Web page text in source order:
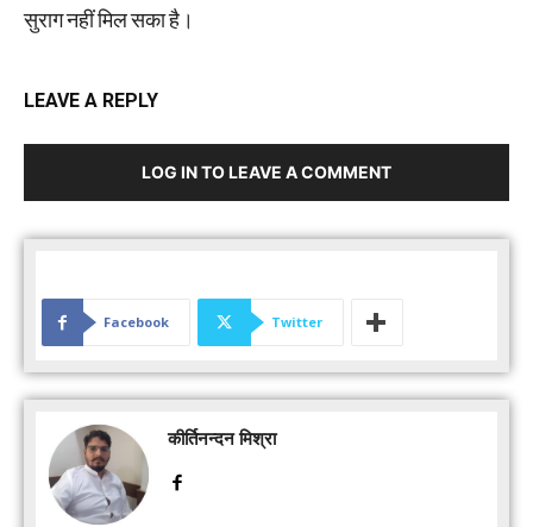
सुराग नहीं मिल सका है।
LEAVE A REPLY
LOG IN TO LEAVE A COMMENT
Facebook Twitter
कीर्तिनन्दन मिश्रा